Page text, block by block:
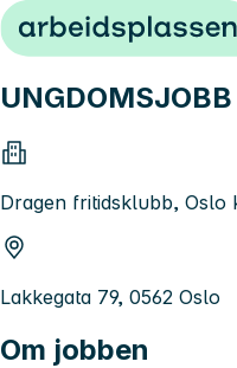
Hopp til innhold
Dragen fritidsklubb, Oslo
Lakkegata 79, 0562 Oslo
Om jobben